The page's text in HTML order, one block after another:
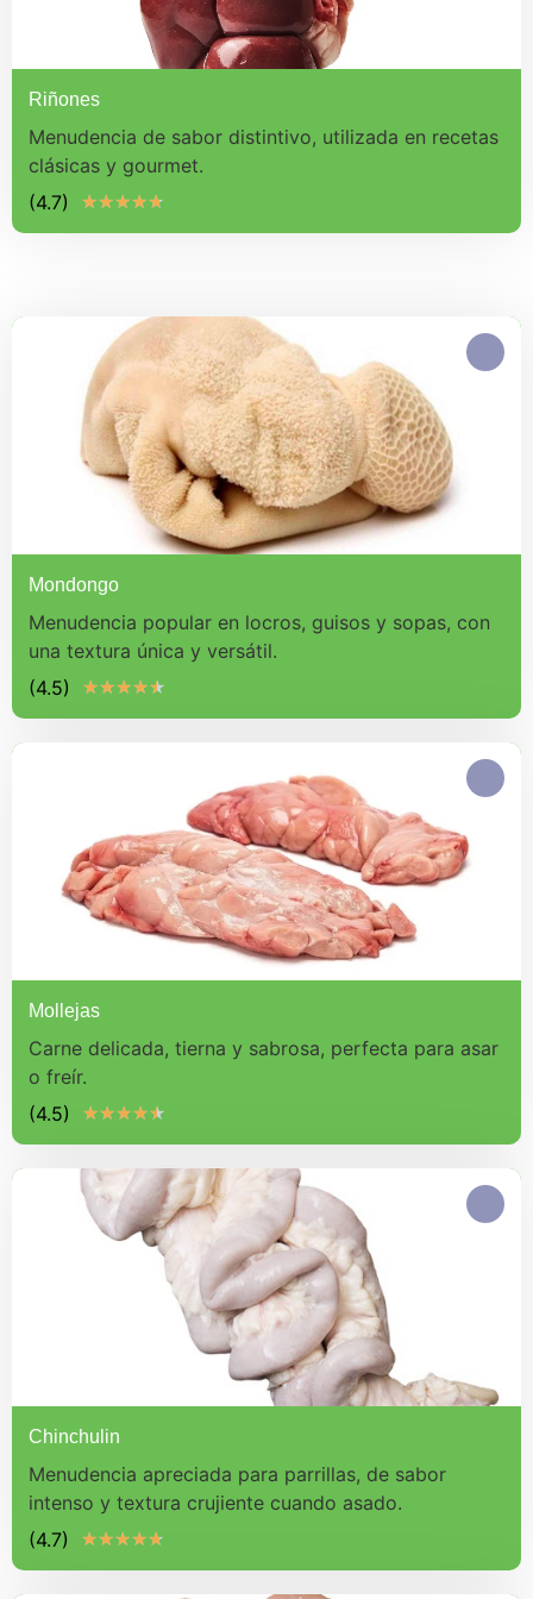
Riñones
Menudencia de sabor distintivo, utilizada en recetas
clásicas y gourmet.
(4.7)
★★★★★
Mondongo
Menudencia popular en locros, guisos y sopas, con
una textura única y versátil.
(4.5)
★★★★★
Mollejas
Carne delicada, tierna y sabrosa, perfecta para asar
o freír.
(4.5)
★★★★★
Chinchulin
Menudencia apreciada para parrillas, de sabor
intenso y textura crujiente cuando asado.
(4.7)
★★★★★